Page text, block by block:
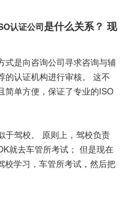
认证公司是什么关系？ 现
式是向咨询公司寻求咨询与辅
的认证机构进行审核。 这不
简单方便，保证了专业的ISO
于驾校。 原则上，驾校负责
就去车管所考试； 但是现在
校学习，车管所考试，然后把